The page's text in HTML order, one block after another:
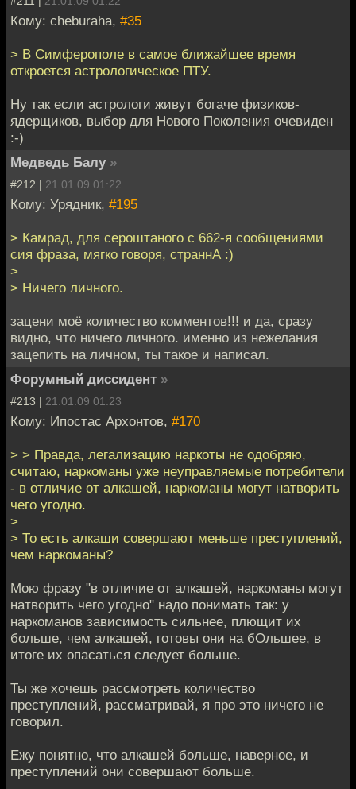
Кому: cheburaha, #35
> В Симферополе в самое ближайшее время
откроется астрологическое ПТУ.
Ну так если астрологи живут богаче физиков-
ядерщиков, выбор для Нового Поколения очевиден
:-)
Медведь Балу »
#212 | 21.01.09 01:22
Кому: Урядник, #195
> Камрад, для сероштаного с 662-я сообщениями
сия фраза, мягко говоря, страннА :)
>
> Ничего личного.
зацени моё количество комментов!!! и да, сразу
видно, что ничего личного. именно из нежелания
зацепить на личном, ты такое и написал.
Форумный диссидент »
#213 | 21.01.09 01:23
Кому: Ипостас Архонтов, #170
> > Правда, легализацию наркоты не одобряю,
считаю, наркоманы уже неуправляемые потребители
- в отличие от алкашей, наркоманы могут натворить
чего угодно.
>
> То есть алкаши совершают меньше преступлений,
чем наркоманы?
Мою фразу "в отличие от алкашей, наркоманы могут
натворить чего угодно" надо понимать так: у
наркоманов зависимость сильнее, плющит их
больше, чем алкашей, готовы они на бОльшее, в
итоге их опасаться следует больше.
Ты же хочешь рассмотреть количество
преступлений, рассматривай, я про это ничего не
говорил.
Ежу понятно, что алкашей больше, наверное, и
преступлений они совершают больше.